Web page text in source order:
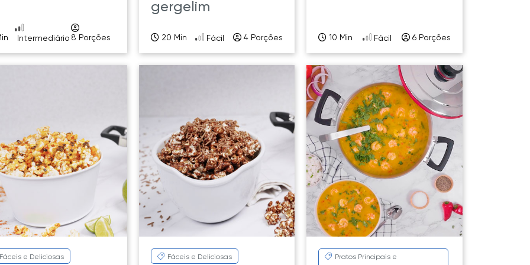
Intermediário 8 Porções
gergelim
20 Min Fácil 4 Porções 10 Min Fácil 6 Porções
Fáceis e Deliciosas Fáceis e Deliciosas
Pratos Principais e